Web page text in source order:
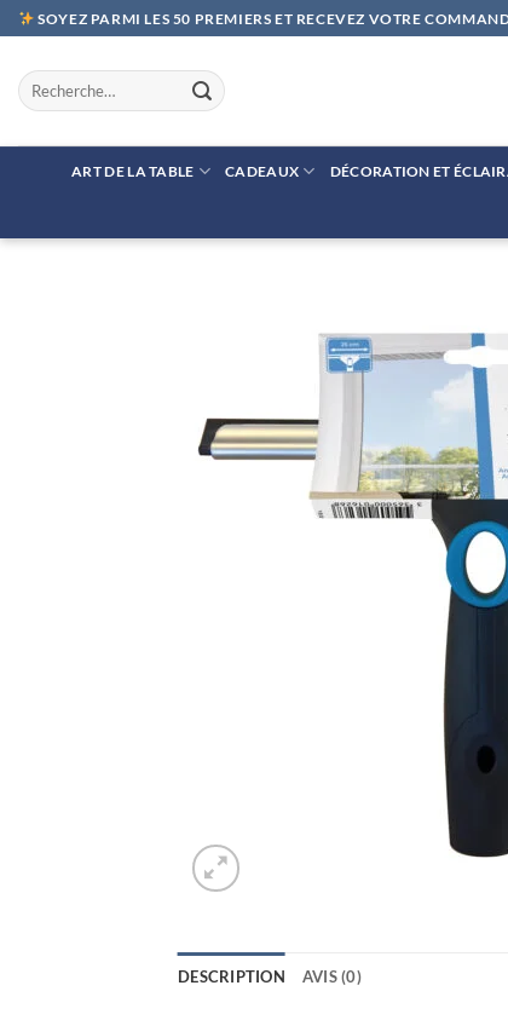
Passer
au
contenu
SOYEZ PARMI LES 50 PREMIERS ET RECEVEZ VOTRE
Recherche
pour :
ART DE LA TABLE CADEAUX DÉCORATION ET
DESCRIPTION AVIS (0)